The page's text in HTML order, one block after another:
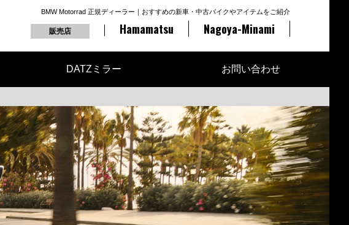
BMW Motorrad 正規ディーラー｜おすすめの新車・中古バイクやアイテムをご紹介
販売店 Hamamatsu Nagoya-Minami
DATZミラー お問い合わせ